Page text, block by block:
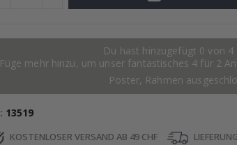
Du hast hinzugefügt 0 von 4
Füge mehr hinzu, um unser fantastisches 4 für 2
Poster, Rahmen
13519
KOSTENLOSER VERSAND AB 49 CHF